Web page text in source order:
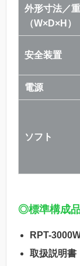
外形寸法／
（W×D×H）
安全装
電源
ソフト
◎標準構成
RPT-
取扱説明